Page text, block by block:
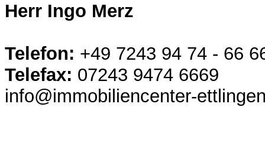
Herr Ingo Merz
Telefon: +49 7243 94 74 - 66
Telefax: 07243 9474 6669
info@immobiliencenter-